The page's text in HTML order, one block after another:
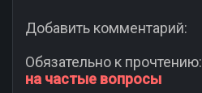
Добавить комментарий:
Обязательно к прочтению:
на частые вопросы